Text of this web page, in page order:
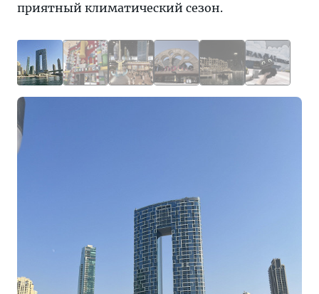
приятный климатический сезон.